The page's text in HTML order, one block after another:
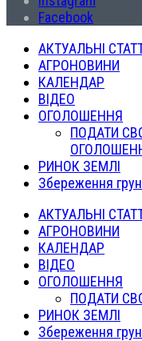
Facebook
АКТУАЛЬНІ
АГРОНОВИНИ
КАЛЕНДАР
ВІДЕО
ОГОЛОШЕННЯ
ПОДАТИ
РИНОК ЗЕМЛІ
Збереження
АКТУАЛЬНІ
АГРОНОВИНИ
КАЛЕНДАР
ВІДЕО
ОГОЛОШЕННЯ
ПОДАТИ
РИНОК ЗЕМЛІ
Збереження